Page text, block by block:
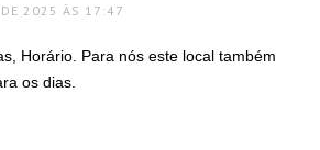
DE 2025 ÀS 17:47
Horário. Para nós este local também
os dias.